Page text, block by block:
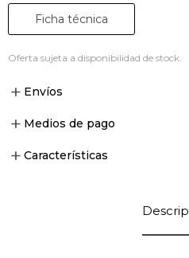
Ficha técnica
Oferta sujeta a disponibilidad de stock.
Envíos
Medios de pago
Características